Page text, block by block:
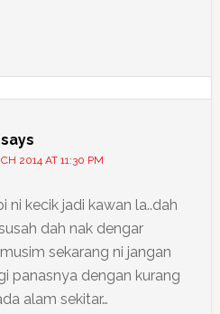
says
2014 AT 11:30 PM
ni kecik jadi kawan la..dah
dah nak dengar
sekarang ni jangan
panasnya dengan kurang
alam sekitar…